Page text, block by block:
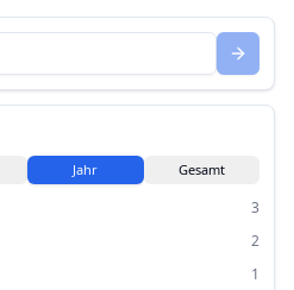
Jahr Gesamt
3
2
1